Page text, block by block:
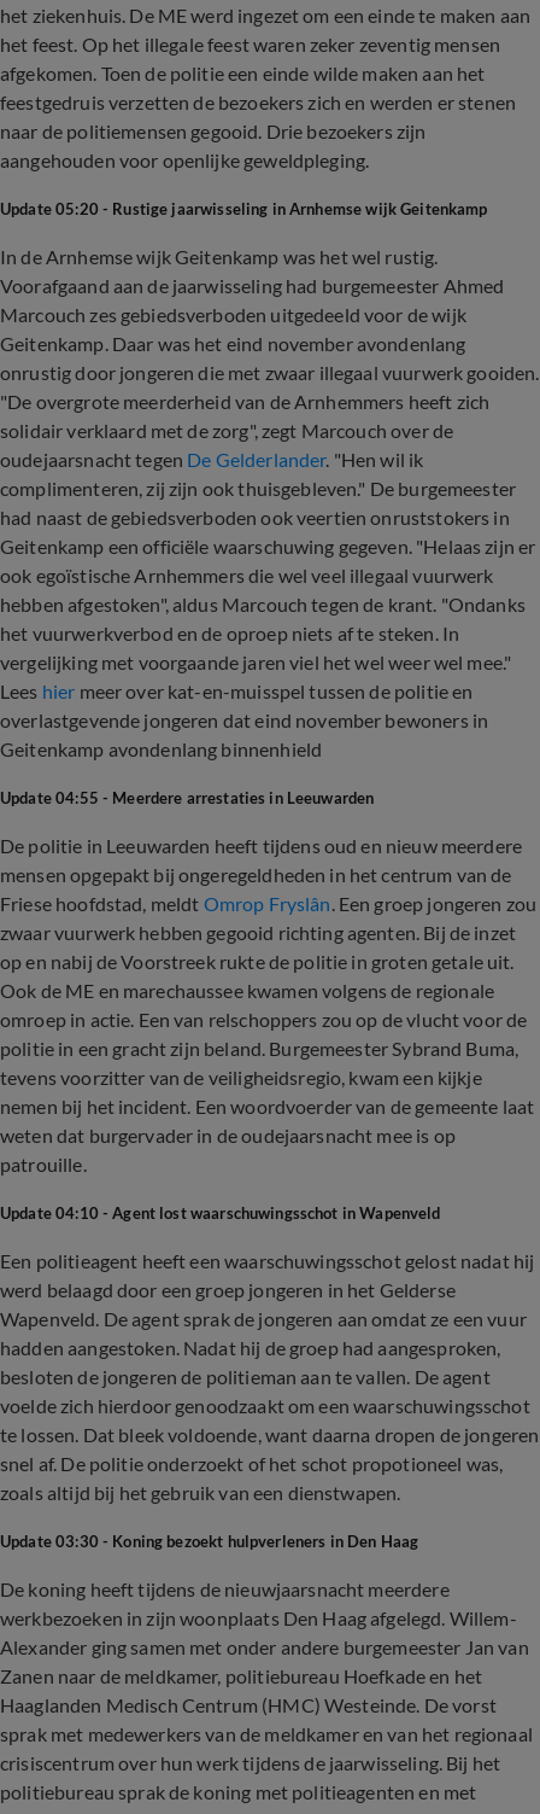
het ziekenhuis. De ME werd ingezet om een einde te maken aan
het feest. Op het illegale feest waren zeker zeventig mensen
afgekomen. Toen de politie een einde wilde maken aan het
feestgedruis verzetten de bezoekers zich en werden er stenen
naar de politiemensen gegooid. Drie bezoekers zijn
aangehouden voor openlijke geweldpleging.
Update 05:20 - Rustige jaarwisseling in Arnhemse wijk Geitenkamp
In de Arnhemse wijk Geitenkamp was het wel rustig.
Voorafgaand aan de jaarwisseling had burgemeester Ahmed
Marcouch zes gebiedsverboden uitgedeeld voor de wijk
Geitenkamp. Daar was het eind november avondenlang
onrustig door jongeren die met zwaar illegaal vuurwerk gooiden.
"De overgrote meerderheid van de Arnhemmers heeft zich
solidair verklaard met de zorg", zegt Marcouch over de
oudejaarsnacht tegen De Gelderlander. "Hen wil ik
complimenteren, zij zijn ook thuisgebleven." De burgemeester
had naast de gebiedsverboden ook veertien onruststokers in
Geitenkamp een officiële waarschuwing gegeven. "Helaas zijn er
ook egoïstische Arnhemmers die wel veel illegaal vuurwerk
hebben afgestoken", aldus Marcouch tegen de krant. "Ondanks
het vuurwerkverbod en de oproep niets af te steken. In
vergelijking met voorgaande jaren viel het wel weer wel mee."
Lees hier meer over kat-en-muisspel tussen de politie en
overlastgevende jongeren dat eind november bewoners in
Geitenkamp avondenlang binnenhield
Update 04:55 - Meerdere arrestaties in Leeuwarden
De politie in Leeuwarden heeft tijdens oud en nieuw meerdere
mensen opgepakt bij ongeregeldheden in het centrum van de
Friese hoofdstad, meldt Omrop Fryslân. Een groep jongeren zou
zwaar vuurwerk hebben gegooid richting agenten. Bij de inzet
op en nabij de Voorstreek rukte de politie in groten getale uit.
Ook de ME en marechaussee kwamen volgens de regionale
omroep in actie. Een van relschoppers zou op de vlucht voor de
politie in een gracht zijn beland. Burgemeester Sybrand Buma,
tevens voorzitter van de veiligheidsregio, kwam een kijkje
nemen bij het incident. Een woordvoerder van de gemeente laat
weten dat burgervader in de oudejaarsnacht mee is op
patrouille.
Update 04:10 - Agent lost waarschuwingsschot in Wapenveld
Een politieagent heeft een waarschuwingsschot gelost nadat hij
werd belaagd door een groep jongeren in het Gelderse
Wapenveld. De agent sprak de jongeren aan omdat ze een vuur
hadden aangestoken. Nadat hij de groep had aangesproken,
besloten de jongeren de politieman aan te vallen. De agent
voelde zich hierdoor genoodzaakt om een waarschuwingsschot
te lossen. Dat bleek voldoende, want daarna dropen de jongeren
snel af. De politie onderzoekt of het schot propotioneel was,
zoals altijd bij het gebruik van een dienstwapen.
Update 03:30 - Koning bezoekt hulpverleners in Den Haag
De koning heeft tijdens de nieuwjaarsnacht meerdere
werkbezoeken in zijn woonplaats Den Haag afgelegd. Willem-
Alexander ging samen met onder andere burgemeester Jan van
Zanen naar de meldkamer, politiebureau Hoefkade en het
Haaglanden Medisch Centrum (HMC) Westeinde. De vorst
sprak met medewerkers van de meldkamer en van het regionaal
crisiscentrum over hun werk tijdens de jaarwisseling. Bij het
politiebureau sprak de koning met politieagenten en met